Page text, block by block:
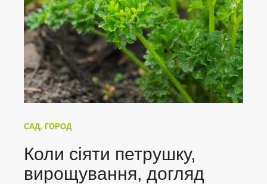
САД, ГОРОД
Коли сіяти петрушку,
вирощування, догляд